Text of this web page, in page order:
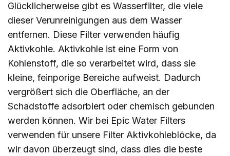
Glücklicherweise gibt es Wasserfilter, die viele
dieser Verunreinigungen aus dem Wasser
entfernen. Diese Filter verwenden häufig
Aktivkohle. Aktivkohle ist eine Form von
Kohlenstoff, die so verarbeitet wird, dass sie
kleine, feinporige Bereiche aufweist. Dadurch
vergrößert sich die Oberfläche, an der
Schadstoffe adsorbiert oder chemisch gebunden
werden können. Wir bei Epic Water Filters
verwenden für unsere Filter Aktivkohleblöcke, da
wir davon überzeugt sind, dass dies die beste